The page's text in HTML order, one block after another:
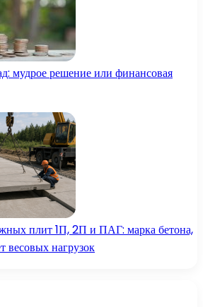
мудрое решение или финансовая
плит 1П, 2П и ПАГ: марка бетона,
весовых нагрузок